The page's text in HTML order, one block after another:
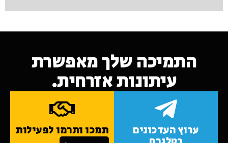
התמיכה שלך מאפשרת
עיתונות אזרחית.
ערוץ העדכונים תמכו ותרמו לפעילות